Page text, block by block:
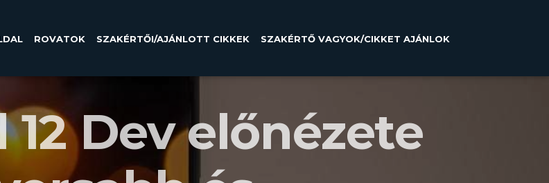
ROVATOK SZAKÉRTŐI/AJÁNLOTT CIKKEK SZAKÉRTŐ VAGYOK/CIKKET AJÁNLOK
Dev előnézete